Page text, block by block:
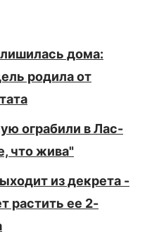
дома:
родила от
ограбили в Лас-
что жива"
из декрета -
растить ее 2-